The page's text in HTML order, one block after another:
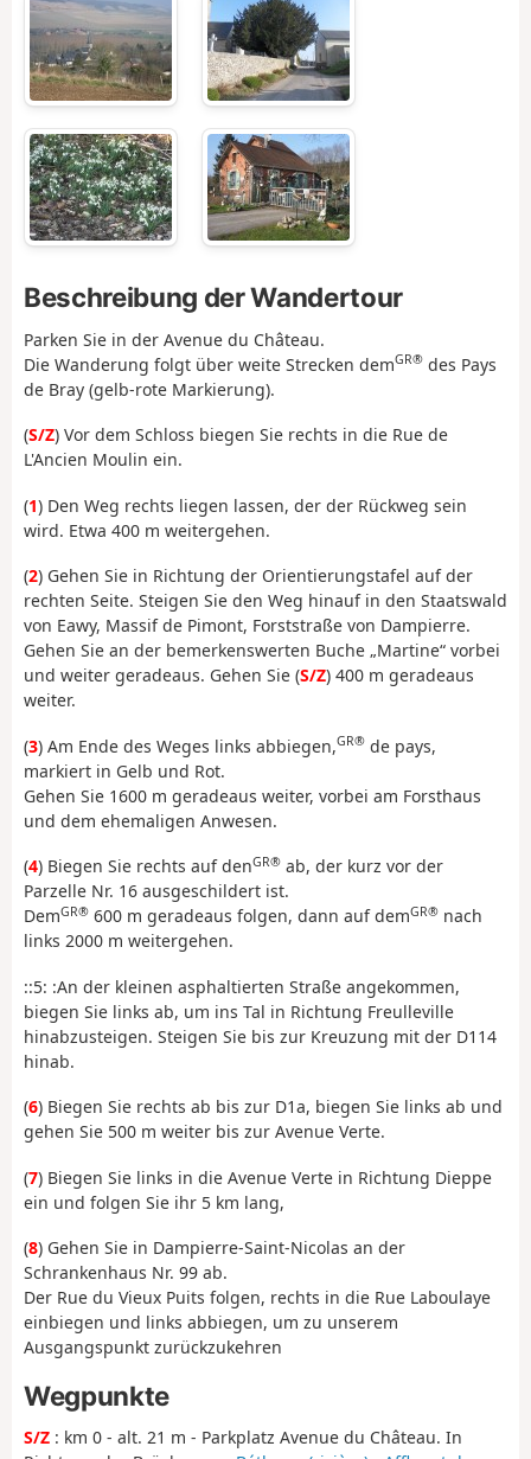
Beschreibung der Wandertour
Parken Sie in der Avenue du Château.
Die Wanderung folgt über weite Strecken demGR® des Pays
de Bray (gelb-rote Markierung).
(S/Z) Vor dem Schloss biegen Sie rechts in die Rue de
L'Ancien Moulin ein.
(1) Den Weg rechts liegen lassen, der der Rückweg sein
wird. Etwa 400 m weitergehen.
(2) Gehen Sie in Richtung der Orientierungstafel auf der
rechten Seite. Steigen Sie den Weg hinauf in den Staatswald
von Eawy, Massif de Pimont, Forststraße von Dampierre.
Gehen Sie an der bemerkenswerten Buche „Martine“ vorbei
und weiter geradeaus. Gehen Sie (S/Z) 400 m geradeaus
weiter.
(3) Am Ende des Weges links abbiegen,GR® de pays,
markiert in Gelb und Rot.
Gehen Sie 1600 m geradeaus weiter, vorbei am Forsthaus
und dem ehemaligen Anwesen.
(4) Biegen Sie rechts auf denGR® ab, der kurz vor der
Parzelle Nr. 16 ausgeschildert ist.
DemGR® 600 m geradeaus folgen, dann auf demGR® nach
links 2000 m weitergehen.
::5: :An der kleinen asphaltierten Straße angekommen,
biegen Sie links ab, um ins Tal in Richtung Freulleville
hinabzusteigen. Steigen Sie bis zur Kreuzung mit der D114
hinab.
(6) Biegen Sie rechts ab bis zur D1a, biegen Sie links ab und
gehen Sie 500 m weiter bis zur Avenue Verte.
(7) Biegen Sie links in die Avenue Verte in Richtung Dieppe
ein und folgen Sie ihr 5 km lang,
(8) Gehen Sie in Dampierre-Saint-Nicolas an der
Schrankenhaus Nr. 99 ab.
Der Rue du Vieux Puits folgen, rechts in die Rue Laboulaye
einbiegen und links abbiegen, um zu unserem
Ausgangspunkt zurückzukehren
Wegpunkte
S/Z : km 0 - alt. 21 m - Parkplatz Avenue du Château. In